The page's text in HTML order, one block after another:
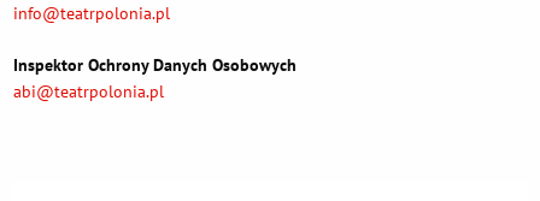
info@teatrpolonia.pl
Inspektor Ochrony Danych Osobowych
abi@teatrpolonia.pl